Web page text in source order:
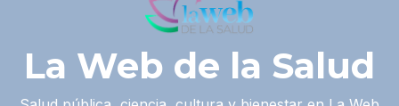
La Web de la Salud